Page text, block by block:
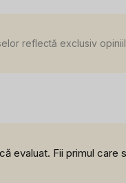
reflectă exclusiv
evaluat. Fii primul